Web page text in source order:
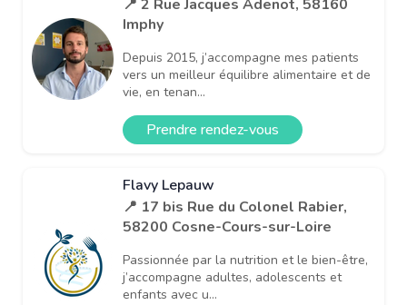
📍 2 Rue Jacques Adenot, 58160
Imphy
Depuis 2015, j’accompagne mes patients
vers un meilleur équilibre alimentaire et de
vie, en tenan...
Prendre rendez-vous
Flavy Lepauw
📍 17 bis Rue du Colonel Rabier,
58200 Cosne-Cours-sur-Loire
Passionnée par la nutrition et le bien-être,
j’accompagne adultes, adolescents et
enfants avec u...